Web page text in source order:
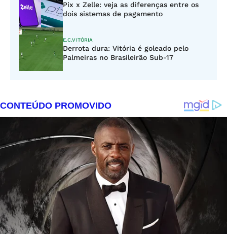
Pix x Zelle: veja as diferenças entre os
dois sistemas de pagamento
E.C.VITÓRIA
Derrota dura: Vitória é goleado pelo
Palmeiras no Brasileirão Sub-17